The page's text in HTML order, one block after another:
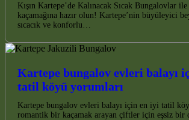
Kışın Kartepe’de Kalınacak Sıcak Bungalovlar
kaçamağına hazır olun! Kartepe’nin büyüleyici
sıcacık ve konforlu…
Kartepe bungalov evleri balayı
tatil köyü yorumları
Kartepe bungalov evleri balayı için en iyi tatil
romantik bir kaçamak arayan çiftler için eşsiz bir